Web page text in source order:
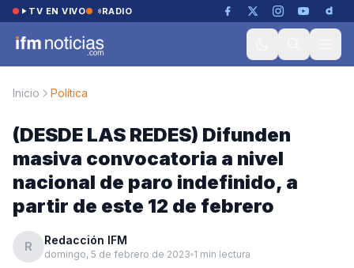
Saltar al contenido
TV EN VIVO RADIO
Inicio Política
(DESDE LAS REDES) Difunden
masiva convocatoria a nivel
nacional de paro indefinido, a
partir de este 12 de febrero
R Redacción IFM
domingo, 5 de febrero de 2023 1 min lectura